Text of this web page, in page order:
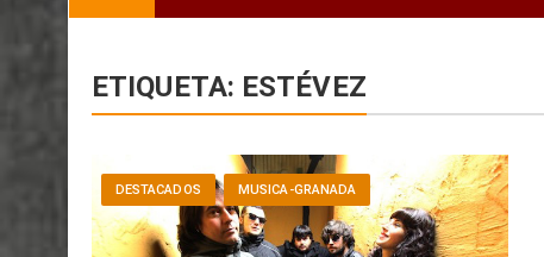
EN TU MOVIL CONTACTO
DESTACADOS MUSICA-GRANADA